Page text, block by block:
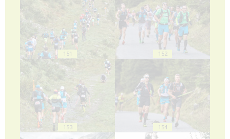
151 152
153 154